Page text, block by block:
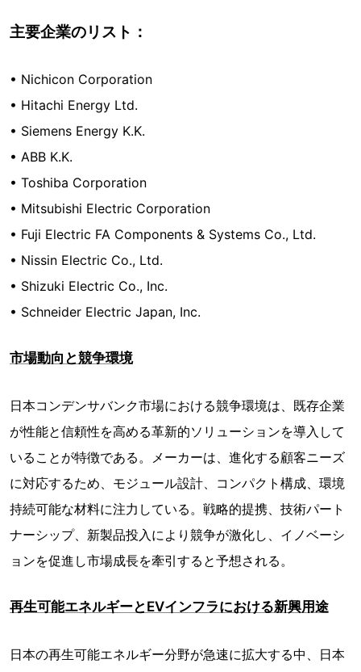
主要企業のリスト：
• Nichicon Corporation
• Hitachi Energy Ltd.
• Siemens Energy K.K.
• ABB K.K.
• Toshiba Corporation
• Mitsubishi Electric Corporation
• Fuji Electric FA Components & Systems Co., Ltd.
• Nissin Electric Co., Ltd.
• Shizuki Electric Co., Inc.
• Schneider Electric Japan, Inc.
市場動向と競争環境
日本コンデンサバンク市場における競争環境は、既存企業
が性能と信頼性を高める革新的ソリューションを導入して
いることが特徴である。メーカーは、進化する顧客ニーズ
に対応するため、モジュール設計、コンパクト構成、環境
持続可能な材料に注力している。戦略的提携、技術パート
ナーシップ、新製品投入により競争が激化し、イノベーシ
ョンを促進し市場成長を牽引すると予想される。
再生可能エネルギーとEVインフラにおける新興用途
日本の再生可能エネルギー分野が急速に拡大する中、日本